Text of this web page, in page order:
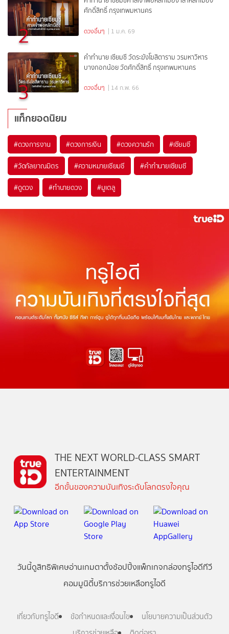
2
ศักดิ์สิทธิ์ กรุงเทพมหานคร
ดวงอื่นๆ | 1 ม.ค. 69
3
คำทำนาย เซียมซี วัดระฆังโฆสิตาราม วรมหาวิหาร
บางกอกน้อย วัดศักดิ์สิทธิ์ กรุงเทพมหานคร
ดวงอื่นๆ | 14 ก.พ. 66
แท็กยอดนิยม
#ดวงการงาน #ดวงการเงิน #ดวงความรัก #เซียมซี
#วัดกัลยาณมิตร #ความหมายเซียมซี #คำทำนายเซียมซี
#ดูดวง #ทำนายดวง #มูเตลู
THE NEXT WORLD-CLASS SMART
ENTERTAINMENT
อีกขั้นของความบันเทิงระดับโลกตรงใจคุณ
วันนี้ดูสิทธิพิเศษอ่านเกมตาตั้งช้อปปิ้งแพ็กเกจกล่องทรูไอดีทีวี
คอมมูนิตี้บริการช่วยเหลือทรูไอดี
เกี่ยวกับทรูไอดี ข้อกำหนดและเงื่อนไข
นโยบายความเป็นส่วนตัว